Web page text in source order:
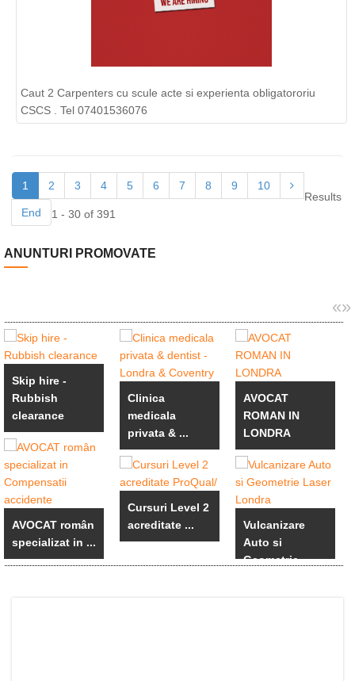
Caut 2 Carpenters cu scule acte si experienta obligatororiu
CSCS . Tel 07401536076
1 2 3 4 5 6 7 8 9 10
End
Results
1 - 30 of 391
ANUNTURI PROMOVATE
«»
Skip hire -
Rubbish
clearance
AVOCAT român
specializat in ...
Clinica
medicala
privata & ...
Cursuri Level 2
acreditate ...
AVOCAT
ROMAN IN
LONDRA
Vulcanizare
Auto si
Geometrie ...